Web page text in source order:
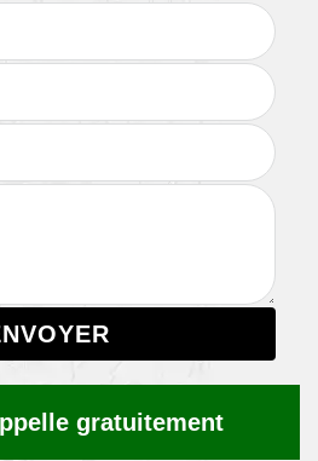
gratuitement